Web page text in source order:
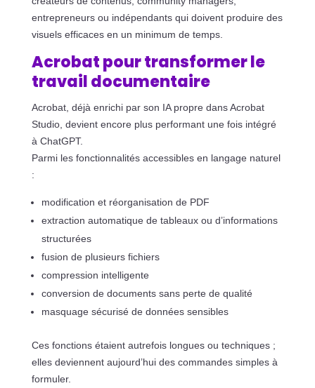
entrepreneurs ou indépendants qui doivent produire des
visuels efficaces en un minimum de temps.
Acrobat pour transformer le
travail documentaire
Acrobat, déjà enrichi par son IA propre dans Acrobat
Studio, devient encore plus performant une fois intégré
à ChatGPT.
Parmi les fonctionnalités accessibles en langage naturel
:
modification et réorganisation de PDF
extraction automatique de tableaux ou d’informations
structurées
fusion de plusieurs fichiers
compression intelligente
conversion de documents sans perte de qualité
masquage sécurisé de données sensibles
Ces fonctions étaient autrefois longues ou techniques ;
elles deviennent aujourd’hui des commandes simples à
formuler.